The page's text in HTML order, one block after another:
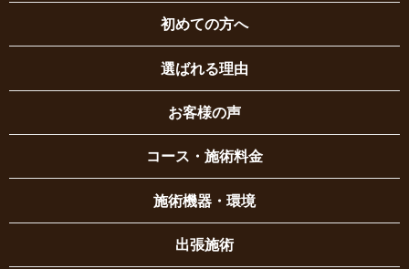
初めての方へ
選ばれる理由
お客様の声
コース・施術料金
施術機器・環境
出張施術